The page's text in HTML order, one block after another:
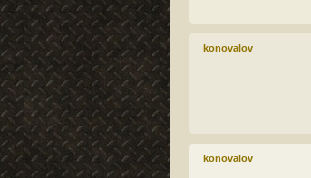
konovalov
konovalov